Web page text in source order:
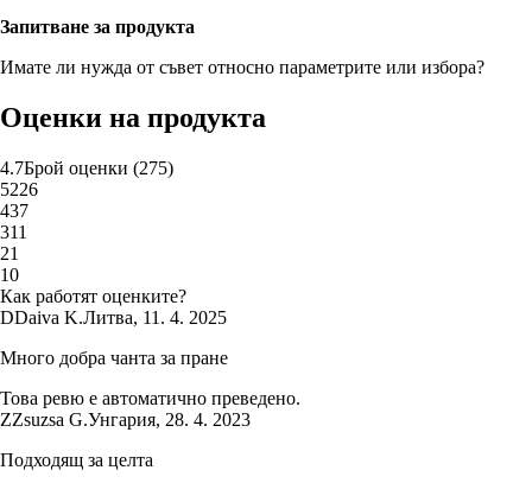
Запитване за продукта
Имате ли нужда от съвет относно параметрите или избора?
Оценки на продукта
4.7Брой оценки (275)
5226
437
311
21
10
Как работят оценките?
DDaiva K.Литва, 11. 4. 2025
Много добра чанта за пране
Това ревю е автоматично преведено.
ZZsuzsa G.Унгария, 28. 4. 2023
Подходящ за целта